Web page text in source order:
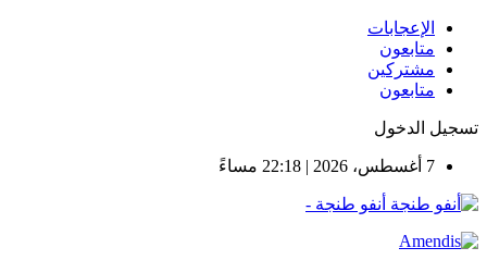
الإعجابات
متابعون
مشتركين
متابعون
تسجيل الدخول
7 أغسطس، 2026 | 22:18 مساءً
أنفو طنجة -